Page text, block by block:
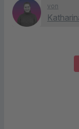
von